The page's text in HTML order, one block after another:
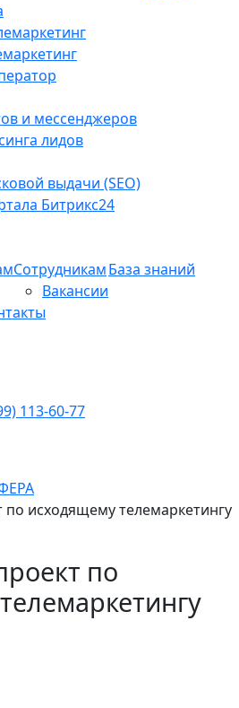
и мессенджеров
лидов
выдачи (SEO)
Битрикс24
Сотрудникам
Вакансии
База знаний
113-60-77
по исходящему телемаркетингу
по